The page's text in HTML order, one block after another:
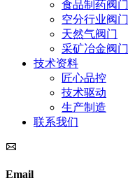
食品制药阀门
空分行业阀门
天然气阀门
采矿冶金阀门
技术资料
匠心品控
技术驱动
生产制造
联系我们
Email